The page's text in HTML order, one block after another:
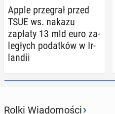
Apple prze­grał przed
TSUE ws. nakazu
zapłaty 13 mld euro za­
le­głych po­dat­ków w Ir­
lan­dii
Rolki Wiadomości›